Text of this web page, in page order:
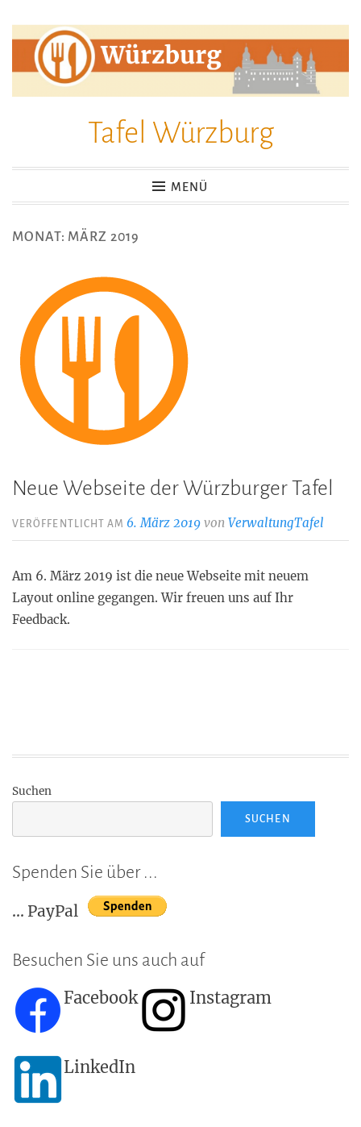
Inhalt
springen
Tafel Würzburg
MENÜ
MONAT: MÄRZ 2019
Neue Webseite der Würzburger Tafel
VERÖFFENTLICHT AM 6. März 2019 vonVerwaltungTafel
Am 6. März 2019 ist die neue Webseite mit neuem
Layout online gegangen. Wir freuen uns auf Ihr
Feedback.
Suchen
SUCHEN
Spenden Sie über ...
... PayPal
Besuchen Sie uns auch auf
Facebook Instagram
LinkedIn